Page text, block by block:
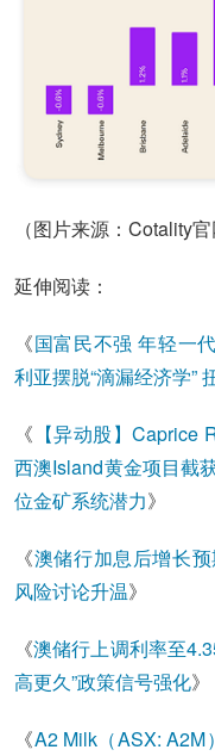
（图片来源：Cotality官
延伸阅读：
《国富民不强 年轻一
利亚摆脱“滴漏经济学”
《 【异动股】Caprice
西澳Island黄金项目截
位金矿系统潜力》
《澳储行加息后增长
风险讨论升温》
《澳储行上调利率至
高更久”政策信号强化》
《A2 Milk（ASX: